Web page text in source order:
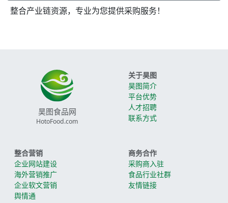
整合产业链资源，专业为您提供采购服务！
昊图食品网
HotoFood.com
关于昊图
昊图简介
平台优势
人才招聘
联系方式
整合营销
企业网站建设
海外营销推广
企业软文营销
舆情通
商务合作
采购商入驻
食品行业社群
友情链接